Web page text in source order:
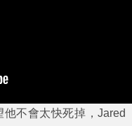
不會太快死掉，Jared